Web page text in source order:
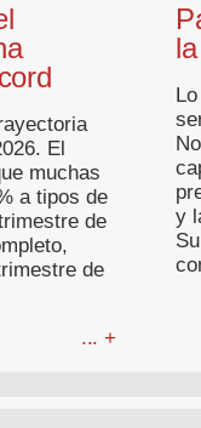
El
muchas
a tipos de
de
de
... +
y